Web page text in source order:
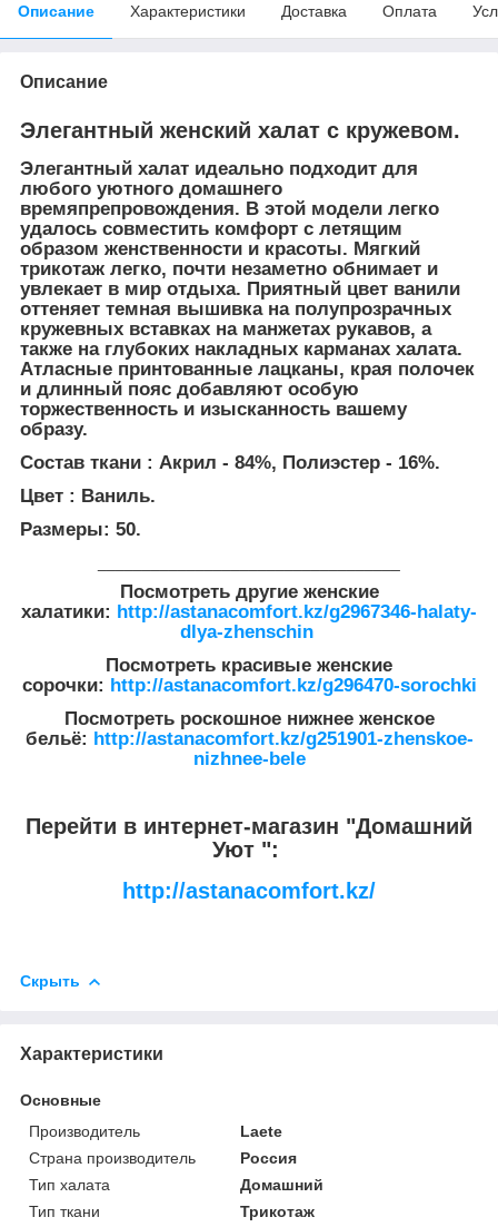
Описание Характеристики Доставка Оплата
Описание
Элегантный женский халат с кружевом.
Элегантный халат идеально подходит для
любого уютного домашнего
времяпрепровождения. В этой модели легко
удалось совместить комфорт с летящим
образом женственности и красоты. Мягкий
трикотаж легко, почти незаметно обнимает и
увлекает в мир отдыха. Приятный цвет ванили
оттеняет темная вышивка на полупрозрачных
кружевных вставках на манжетах рукавов, а
также на глубоких накладных карманах халата.
Атласные принтованные лацканы, края полочек
и длинный пояс добавляют особую
торжественность и изысканность вашему
образу.
Состав ткани : Акрил - 84%, Полиэстер - 16%.
Цвет : Ваниль.
Размеры: 50.
Посмотреть другие женские
халатики: http://astanacomfort.kz/g2967346-halaty-
dlya-zhenschin
Посмотреть красивые женские
сорочки: http://astanacomfort.kz/g296470-sorochki
Посмотреть роскошное нижнее женское
бельё: http://astanacomfort.kz/g251901-zhenskoe-
nizhnee-bele
Перейти в интернет-магазин "Домашний
Уют ":
http://astanacomfort.kz/
Скрыть
Характеристики
Основные
Производитель
Laete
Страна производитель
Россия
Тип халата
Домашний
Тип ткани
Трикотаж